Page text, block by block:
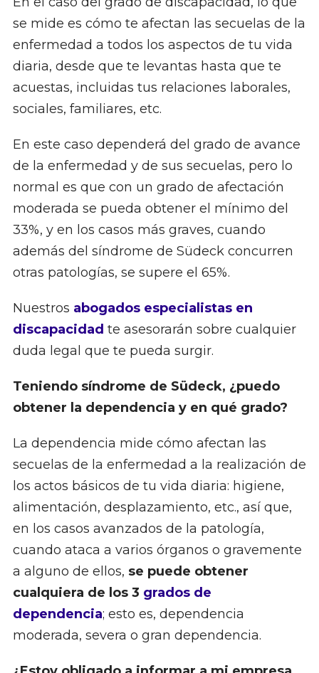
se mide es cómo te afectan las secuelas de la
enfermedad a todos los aspectos de tu vida
diaria, desde que te levantas hasta que te
acuestas, incluidas tus relaciones laborales,
sociales, familiares, etc.
En este caso dependerá del grado de avance
de la enfermedad y de sus secuelas, pero lo
normal es que con un grado de afectación
moderada se pueda obtener el mínimo del
33%, y en los casos más graves, cuando
además del síndrome de Südeck concurren
otras patologías, se supere el 65%.
Nuestros abogados especialistas en
discapacidad te asesorarán sobre cualquier
duda legal que te pueda surgir.
Teniendo síndrome de Südeck, ¿puedo
obtener la dependencia y en qué grado?
La dependencia mide cómo afectan las
secuelas de la enfermedad a la realización de
los actos básicos de tu vida diaria: higiene,
alimentación, desplazamiento, etc., así que,
en los casos avanzados de la patología,
cuando ataca a varios órganos o gravemente
a alguno de ellos, se puede obtener
cualquiera de los 3 grados de
dependencia; esto es, dependencia
moderada, severa o gran dependencia.